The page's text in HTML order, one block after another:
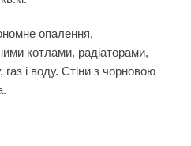
опалення,
котлами, радіаторами,
і воду. Стіни з чорновою